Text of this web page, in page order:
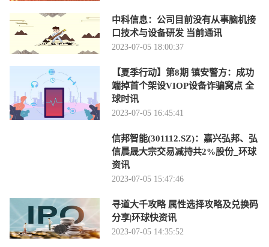
中科信息：公司目前没有从事脑机接
口技术与设备研发 当前通讯
2023-07-05 18:00:37
【夏季行动】第8期 镇安警方：成功
端掉首个架设VIOP设备诈骗窝点 全
球时讯
2023-07-05 16:45:41
信邦智能(301112.SZ)：嘉兴弘邦、弘
信晨晟大宗交易减持共2%股份_环球
资讯
2023-07-05 15:47:46
寻道大千攻略 属性选择攻略及兑换码
分享|环球快资讯
2023-07-05 14:35:52